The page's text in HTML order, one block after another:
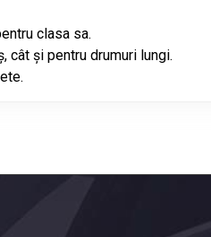
clasa sa.
cât și pentru drumuri lungi.